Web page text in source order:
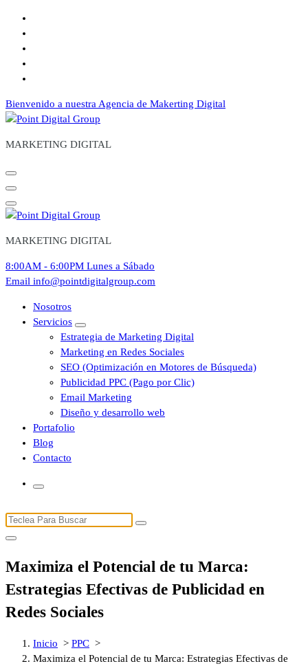
Saltar
contenido
Bienvenido a nuestra Agencia de Makerting Digital
MARKETING DIGITAL
MARKETING DIGITAL
8:00AM - 6:00PM Lunes a Sábado
Email info@pointdigitalgroup.com
Nosotros
Servicios
Estrategia de Marketing Digital
Marketing en Redes Sociales
SEO (Optimización en Motores de Búsqueda)
Publicidad PPC (Pago por Clic)
Email Marketing
Diseño y desarrollo web
Portafolio
Blog
Contacto
Buscar:
Maximiza el Potencial de tu Marca:
Estrategias Efectivas de Publicidad en
Redes Sociales
Inicio > PPC >
Maximiza el Potencial de tu Marca: Estrategias Efectivas de